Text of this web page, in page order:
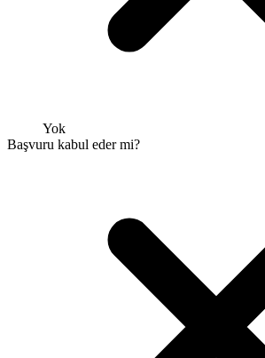
Yok
Başvuru kabul eder mi?